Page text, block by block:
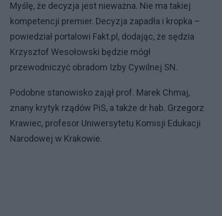
Myślę, że decyzja jest nieważna. Nie ma takiej
kompetencji premier. Decyzja zapadła i kropka –
powiedział portalowi Fakt.pl, dodając, że sędzia
Krzysztof Wesołowski będzie mógł
przewodniczyć obradom Izby Cywilnej SN.
Podobne stanowisko zajął prof. Marek Chmaj,
znany krytyk rządów PiS, a także dr hab. Grzegorz
Krawiec, profesor Uniwersytetu Komisji Edukacji
Narodowej w Krakowie.